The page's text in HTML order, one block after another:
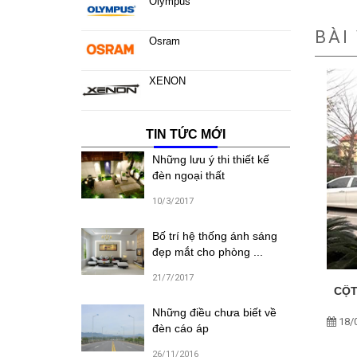
BÀI
18/
Osram
XENON
TIN TỨC MỚI
Những lưu ý thi thiết kế
đèn ngoại thất
10/3/2017
Bố trí hệ thống ánh sáng
đẹp mắt cho phòng ...
21/7/2017
Những điều chưa biết về
đèn cáo áp
26/11/2016